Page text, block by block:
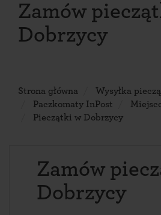
Zamów
Dobrzycy
Strona główna
Wysyłka
Paczkomaty InPost
Pieczątki w Dobrzycy
Zamów
Dobrzycy